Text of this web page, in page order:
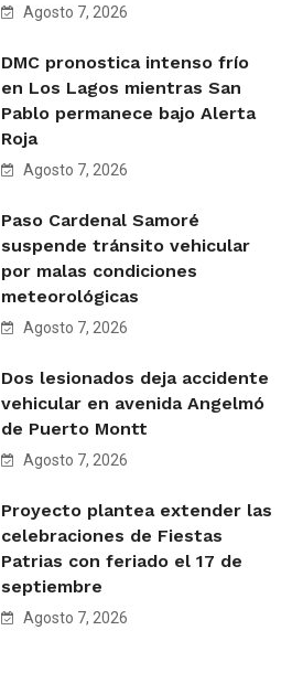
Agosto 7, 2026
DMC pronostica intenso frío
en Los Lagos mientras San
Pablo permanece bajo Alerta
Roja
Agosto 7, 2026
Paso Cardenal Samoré
suspende tránsito vehicular
por malas condiciones
meteorológicas
Agosto 7, 2026
Dos lesionados deja accidente
vehicular en avenida Angelmó
de Puerto Montt
Agosto 7, 2026
Proyecto plantea extender las
celebraciones de Fiestas
Patrias con feriado el 17 de
septiembre
Agosto 7, 2026